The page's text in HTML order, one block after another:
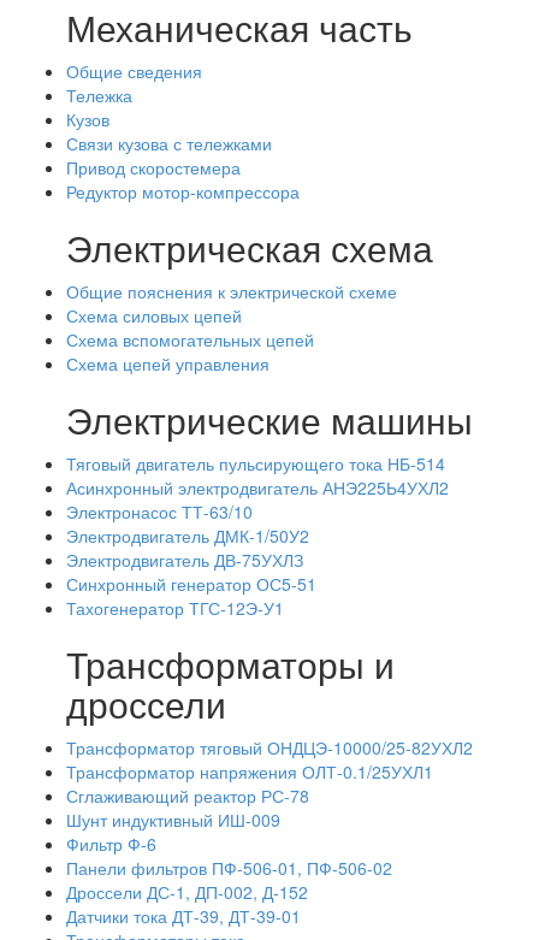
Механическая часть
Общие сведения
Тележка
Кузов
Связи кузова с тележками
Привод скоростемера
Редуктор мотор-компрессора
Электрическая схема
Общие пояснения к электрической схеме
Схема силовых цепей
Схема вспомогательных цепей
Схема цепей управления
Электрические машины
Тяговый двигатель пульсирующего тока НБ-514
Асинхронный электродвигатель АНЭ225Ь4УХЛ2
Электронасос ТТ-63/10
Электродвигатель ДМК-1/50У2
Электродвигатель ДВ-75УХЛЗ
Синхронный генератор ОС5-51
Тахогенератор ТГС-12Э-У1
Трансформаторы и
дроссели
Трансформатор тяговый ОНДЦЭ-10000/25-82УХЛ2
Трансформатор напряжения ОЛТ-0.1/25УХЛ1
Сглаживающий реактор РС-78
Шунт индуктивный ИШ-009
Фильтр Ф-6
Панели фильтров ПФ-506-01, ПФ-506-02
Дроссели ДС-1, ДП-002, Д-152
Датчики тока ДТ-39, ДТ-39-01